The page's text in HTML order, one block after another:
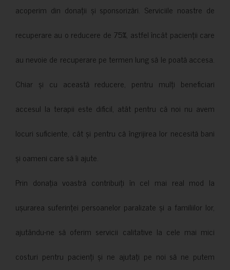
acoperim din donații și sponsorizări. Serviciile noastre de
recuperare au o reducere de 75%, astfel încât pacienții care
au nevoie de recuperare pe termen lung să le poată accesa.
Chiar și cu această reducere, pentru mulți beneficiari
accesul la terapii este dificil, atât pentru că noi nu avem
locuri suficiente, cât și pentru că îngrijirea lor necesită bani
și oameni care să îi ajute.
Prin donația voastră contribuiți în cel mai real mod la
ușurarea suferinței persoanelor paralizate și a familiilor lor,
ajutându-ne să oferim servicii calitative la cele mai mici
costuri pentru pacienți și ne ajutați pe noi să ne putem